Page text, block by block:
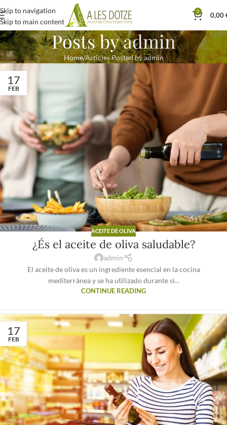
Skip to navigation
Skip to main content
0 0,00
Posts byadmin
Home Articles Posted by admin
17
FEB
ACEITE DE OLIVA
¿És el aceite de oliva saludable?
admin
El aceite de oliva es un ingrediente esencial en la cocina
mediterránea y se ha utilizado durante si...
CONTINUE READING
17
FEB